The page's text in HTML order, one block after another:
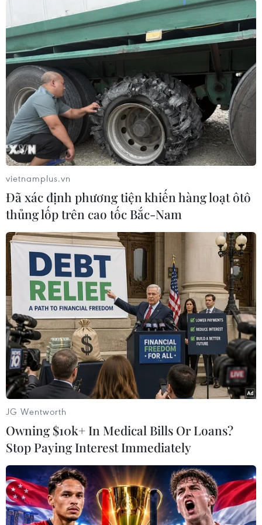
Dịch COVID-19 bùng phát trong khu vực Mỹ
Latinh và Caribe với hơn 100.000 người mắc cho
tới thời điểm hiện tại là nguyên nhân của cuộc
khủng hoảng kinh tế-xã hội nghiêm trọng nhất
của khu vực trong vòng nhiều thập niên, với
những tác động tiêu cực tới việc làm, cuộc chiến
chống nghèo đói và giảm bất bình đẳng.
Dịch COVID-19 “tấn công” Mỹ Latinh vào thời
điểm nền kinh tế khu vực gặp khó khăn trong
việc nới rộng chi tiêu ngân sách do nợ tăng,
tăng thanh toán lãi suất và nguồn thu ngân sách
hạn chế.
Thời điểm hiện tại, nguồn thu ngân sách của
các quốc gia trong khu vực sẽ giảm mạnh do sự
suy giảm của các hoạt động kinh tế và giá
nguyên liệu giảm mạnh./.
(Vietnam+)
vietnamplus.vn
Đã xác định phương tiện khiến hàng loạt ôtô
thủng lốp trên cao tốc Bắc-Nam
JG Wentworth
Owning $10k+ In Medical Bills Or Loans?
Stop Paying Interest Immediately